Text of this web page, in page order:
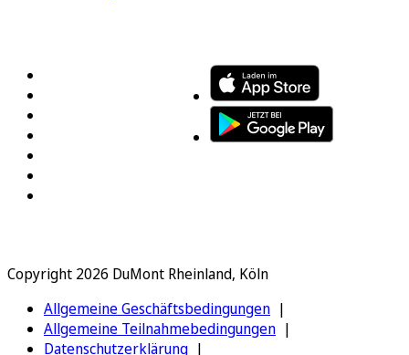
Copyright 2026 DuMont Rheinland, Köln
Allgemeine Geschäftsbedingungen
Allgemeine Teilnahmebedingungen
Datenschutzerklärung